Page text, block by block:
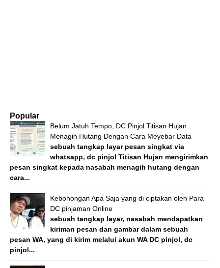
Popular
Belum Jatuh Tempo, DC Pinjol Titisan Hujan
Menagih Hutang Dengan Cara Meyebar Data
sebuah tangkap layar pesan singkat via
whatsapp, dc pinjol Titisan Hujan mengirimkan
pesan singkat kepada nasabah menagih hutang dengan
cara...
Kebohongan Apa Saja yang di ciptakan oleh Para
DC pinjaman Online
sebuah tangkap layar, nasabah mendapatkan
kiriman pesan dan gambar dalam sebuah
pesan WA, yang di kirim melalui akun WA DC pinjol, dc
pinjol...